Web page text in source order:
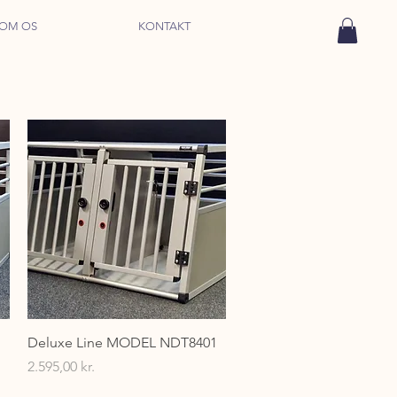
OS KONTAKT
Hurtigvisning
Deluxe Line MODEL NDT8401
Pris
2.595,00 kr.